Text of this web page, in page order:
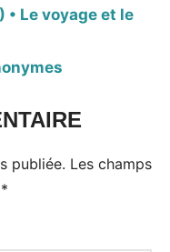
• Le voyage et le
publiée. Les champs
*